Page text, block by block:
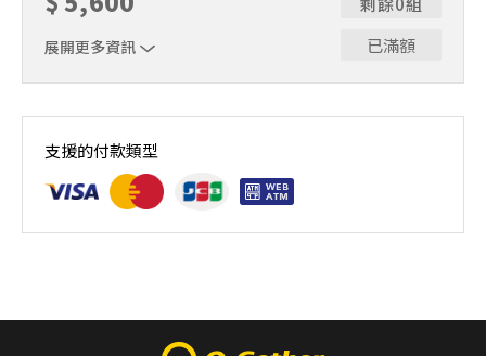
上課，僅提供課程延期選項，恕不退費，請參閱【報名與課
程異動規則】。報名後視為您已同意上述規則。
展開更多資訊
已滿額
｜雙人報名方案說明｜本課程採4人開班，6人滿班制。歡迎
未達開班門檻，或因天候不佳無法如期舉行，POA將視情況
安排延期或併班處理。 ⚠️ 報名完成後，如因天候因素無法
上課，僅提供課程延期選項，恕不退費，請參閱【報名與課
支援的付款類型